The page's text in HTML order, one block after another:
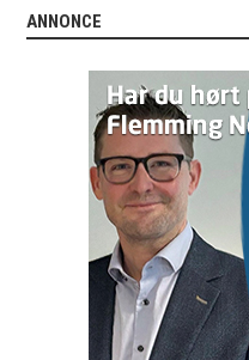
ANNONCE